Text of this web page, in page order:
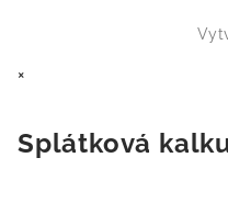
×
Splátková